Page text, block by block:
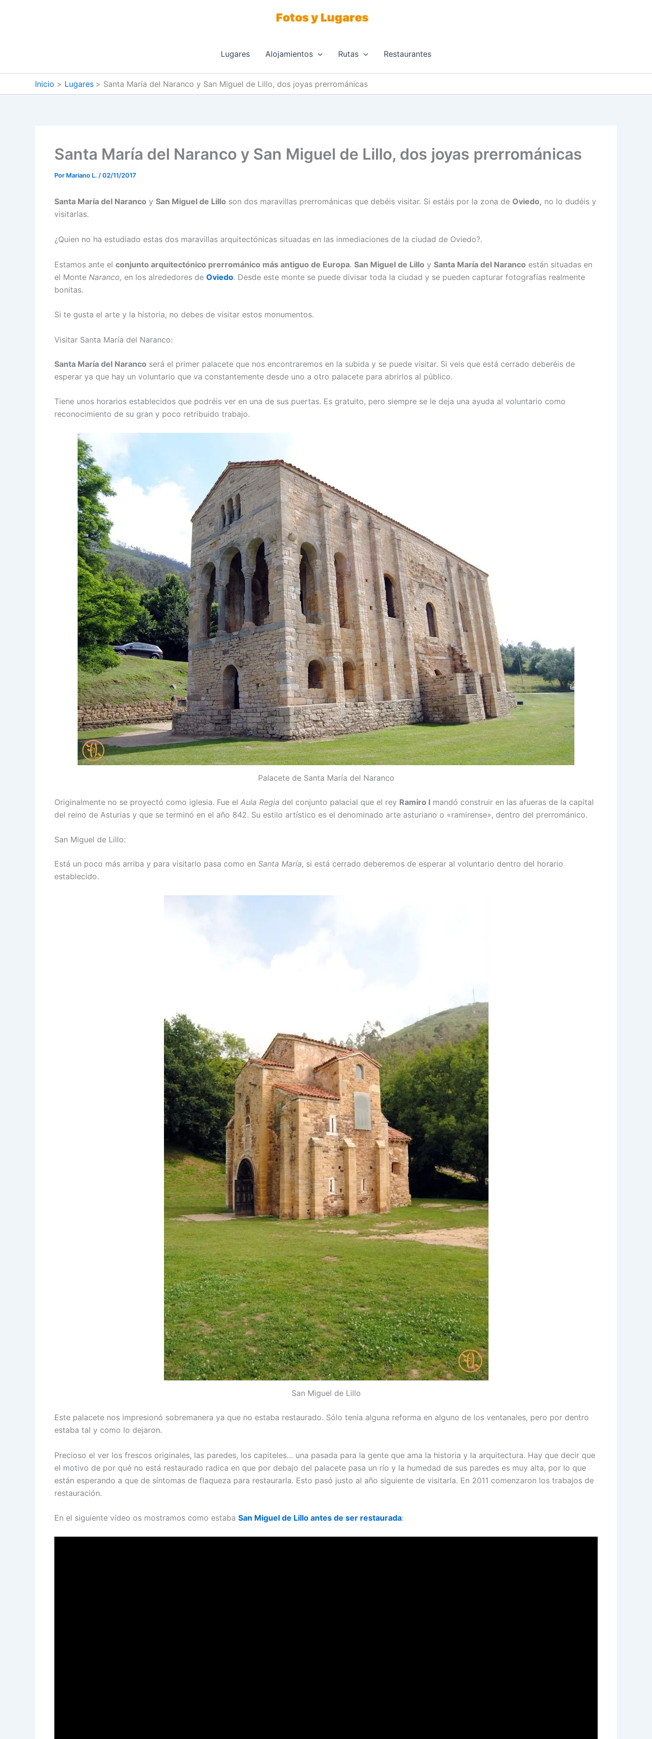
Lugares Alojamientos Rutas Restaurantes
Inicio Lugares Santa María del Naranco y San Miguel de Lillo, dos joyas prerrománicas
Santa María del Naranco y San Miguel de Lillo, dos joyas prerrománicas
Por Mariano L. /02/11/2017
Santa María del Naranco y San Miguel de Lillo son dos maravillas prerrománicas que debéis visitar. Si estáis por la zona de Oviedo, no lo dudéis y
visitarlas.
¿Quien no ha estudiado estas dos maravillas arquitectónicas situadas en las inmediaciones de la ciudad de Oviedo?.
Estamos ante el conjunto arquitectónico prerrománico más antiguo de Europa. San Miguel de Lillo y Santa María del Naranco están situadas en
el Monte Naranco, en los alrededores de Oviedo. Desde este monte se puede divisar toda la ciudad y se pueden capturar fotografías realmente
bonitas.
Si te gusta el arte y la historia, no debes de visitar estos monumentos.
Visitar Santa María del Naranco:
Santa María del Naranco será el primer palacete que nos encontraremos en la subida y se puede visitar. Si veis que está cerrado deberéis de
esperar ya que hay un voluntario que va constantemente desde uno a otro palacete para abrirlos al público.
Tiene unos horarios establecidos que podréis ver en una de sus puertas. Es gratuito, pero siempre se le deja una ayuda al voluntario como
reconocimiento de su gran y poco retribuido trabajo.
Palacete de Santa María del Naranco
Originalmente no se proyectó como iglesia. Fue el Aula Regia del conjunto palacial que el rey Ramiro I mandó construir en las afueras de la capital
del reino de Asturias y que se terminó en el año 842. Su estilo artístico es el denominado arte asturiano o «ramirense», dentro del prerrománico.
San Miguel de Lillo:
Está un poco más arriba y para visitarlo pasa como en Santa María, si está cerrado deberemos de esperar al voluntario dentro del horario
establecido.
San Miguel de Lillo
Este palacete nos impresionó sobremanera ya que no estaba restaurado. Sólo tenía alguna reforma en alguno de los ventanales, pero por dentro
estaba tal y como lo dejaron.
Precioso el ver los frescos originales, las paredes, los capiteles… una pasada para la gente que ama la historia y la arquitectura. Hay que decir que
el motivo de por qué no está restaurado radica en que por debajo del palacete pasa un río y la humedad de sus paredes es muy alta, por lo que
están esperando a que de síntomas de flaqueza para restaurarla. Esto pasó justo al año siguiente de visitarla. En 2011 comenzaron los trabajos de
restauración.
En el siguiente vídeo os mostramos como estaba San Miguel de Lillo antes de ser restaurada: